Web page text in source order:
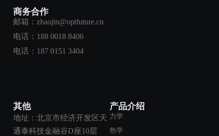
产品介绍
力学
热学
商务合作
邮箱：zhaojin@optfuture.cn
电话：188 0018 8406
电话： 187 0151 3404
其他
地址：北京市经济开发区天
通泰科技金融谷D座10层